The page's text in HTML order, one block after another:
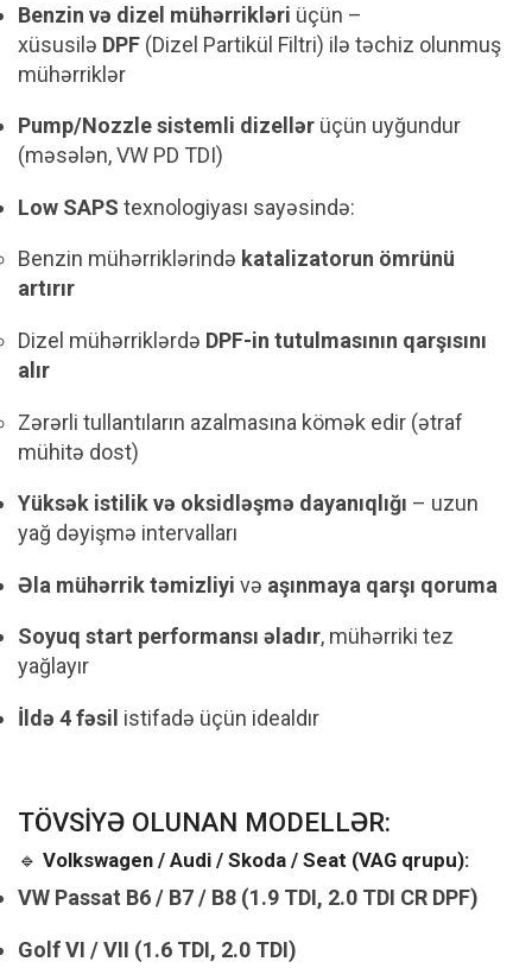
Benzin və dizel mühərrikləri üçün –
xüsusilə DPF (Dizel Partikül Filtri) ilə təchiz olunmuş
mühərriklər
Pump/Nozzle sistemli dizellər üçün uyğundur
(məsələn, VW PD TDI)
Low SAPS texnologiyası sayəsində:
Benzin mühərriklərində katalizatorun ömrünü
artırır
Dizel mühərriklərdə DPF-in tutulmasının qarşısını
alır
Zərərli tullantıların azalmasına kömək edir (ətraf
mühitə dost)
Yüksək istilik və oksidləşmə dayanıqlığı – uzun
yağ dəyişmə intervalları
Əla mühərrik təmizliyi və aşınmaya qarşı qoruma
Soyuq start performansı əladır, mühərriki tez
yağlayır
İldə 4 fəsil istifadə üçün idealdır
TÖVSİYƏ OLUNAN MODELLƏR:
🔹 Volkswagen / Audi / Skoda / Seat (VAG qrupu):
VW Passat B6 / B7 / B8 (1.9 TDI, 2.0 TDI CR DPF)
Golf VI / VII (1.6 TDI, 2.0 TDI)